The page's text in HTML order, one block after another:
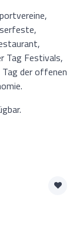
Tag Festivals,
der offenen